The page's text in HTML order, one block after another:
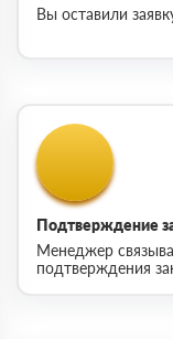
Вы оставили
Подтверждение
Менеджер
подтверждения